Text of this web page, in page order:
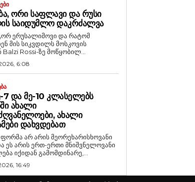
ᲝᲠᲘ ᲡᲐᲤᲚᲐᲕᲘ ᲓᲐ ᲠᲣᲡᲘ
ᲡᲐᲘᲓᲣᲛᲚᲝ ᲓᲐᲙᲠᲫᲐᲚᲕᲐ
ერუსალიმოვი და რატომ
მის სიკვდილს მოსკოვის
Rossi-ზე მოწყობილ...
6:08
7 ᲓᲐ ᲛᲔ-10 ᲙᲚᲐᲡᲔᲚᲔᲑᲡ
ᲐᲮᲐᲚᲘ
ᲐᲮᲐᲚᲘ
ᲓᲐᲮᲕᲓᲔᲑᲐᲗ
არ არის მეორეხარისხოვანი
ეს არის ერთ-ერთი მნიშვნელოვანი
იქიდან გამომდინარე,...
16:49